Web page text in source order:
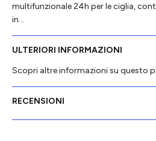
multifunzionale 24h per le ciglia,
in…
ULTERIORI INFORMAZIONI
Scopri altre informazioni su questo
RECENSIONI